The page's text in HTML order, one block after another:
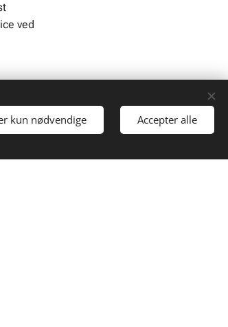
ved
kun nødvendige Accepter alle